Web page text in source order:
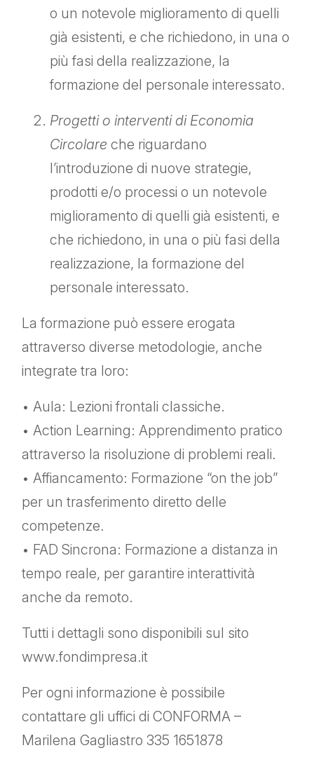
o un notevole miglioramento di quelli
già esistenti, e che richiedono, in una o
più fasi della realizzazione, la
formazione del personale interessato.
Progetti o interventi di Economia
Circolare che riguardano
l’introduzione di nuove strategie,
prodotti e/o processi o un notevole
miglioramento di quelli già esistenti, e
che richiedono, in una o più fasi della
realizzazione, la formazione del
personale interessato.
La formazione può essere erogata
attraverso diverse metodologie, anche
integrate tra loro:
• Aula: Lezioni frontali classiche.
• Action Learning: Apprendimento pratico
attraverso la risoluzione di problemi reali.
• Affiancamento: Formazione “on the job”
per un trasferimento diretto delle
competenze.
• FAD Sincrona: Formazione a distanza in
tempo reale, per garantire interattività
anche da remoto.
Tutti i dettagli sono disponibili sul sito
www.fondimpresa.it
Per ogni informazione è possibile
contattare gli uffici di CONFORMA –
Marilena Gagliastro 335 1651878